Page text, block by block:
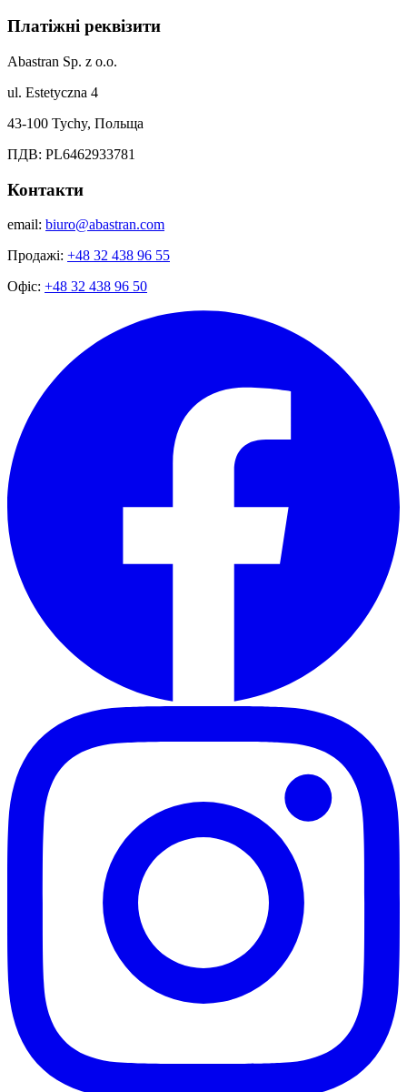
Платіжні реквізити
Abastran Sp. z o.o.
ul. Estetyczna 4
43-100 Tychy, Польща
ПДВ: PL6462933781
Контакти
email: biuro@abastran.com
Продажі: +48 32 438 96 55
Офіс: +48 32 438 96 50